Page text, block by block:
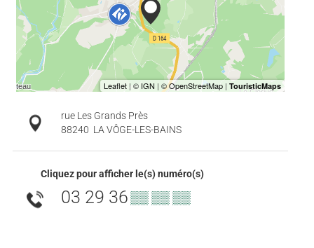
rue Les Grands Près
88240 LA VÔGE-LES-BAINS
Cliquez pour afficher le(s) numéro(s)
03 29 36▒▒ ▒▒ ▒▒